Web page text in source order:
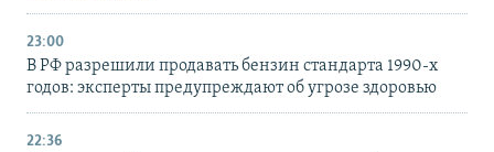
23:00
В РФ разрешили продавать бензин стандарта 1990-х
годов: эксперты предупреждают об угрозе здоровью
22:36